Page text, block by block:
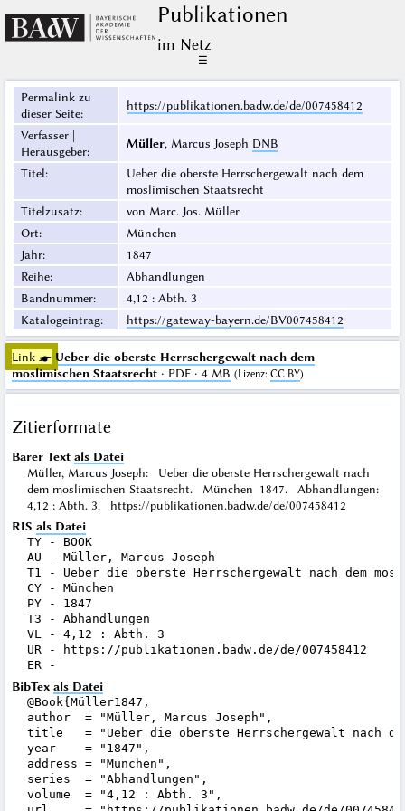
Publikationen
im Netz
☰
Permalink zu
dieser Seite:
https://publikationen.badw.de/de/007458412
Verfasser |
Herausgeber:
Müller, Marcus Joseph DNB
Titel:
Ueber die oberste Herrschergewalt nach dem
moslimischen Staatsrecht
Titelzusatz:
von Marc. Jos. Müller
Ort:
München
Jahr:
1847
Reihe:
Abhandlungen
Bandnummer:
4,12 : Abth. 3
Katalogeintrag: https://gateway-bayern.de/BV007458412
Link ☛ Ueber die oberste Herrschergewalt nach dem
moslimischen Staatsrecht· PDF · 4 MB (Lizenz: CC BY)
Zitierformate
Barer Text als Datei
Müller, Marcus Joseph: Ueber die oberste Herrschergewalt nach
dem moslimischen Staatsrecht. München 1847. Abhandlungen:
4,12 : Abth. 3. https://publikationen.badw.de/de/007458412
RIS als Datei
TY - BOOK
AU - Müller, Marcus Joseph
T1 - Ueber die oberste Herrschergewalt nach dem
CY - München
PY - 1847
T3 - Abhandlungen
VL - 4,12 : Abth. 3
UR - https://publikationen.badw.de/de/007458412
BibTex als Datei
@Book{Müller1847,
author  = "Müller, Marcus Joseph",
title   = "Ueber die oberste Herrschergewalt nach
year    = "1847",
address = "München",
series  = "Abhandlungen",
volume  = "4,12 : Abth. 3",